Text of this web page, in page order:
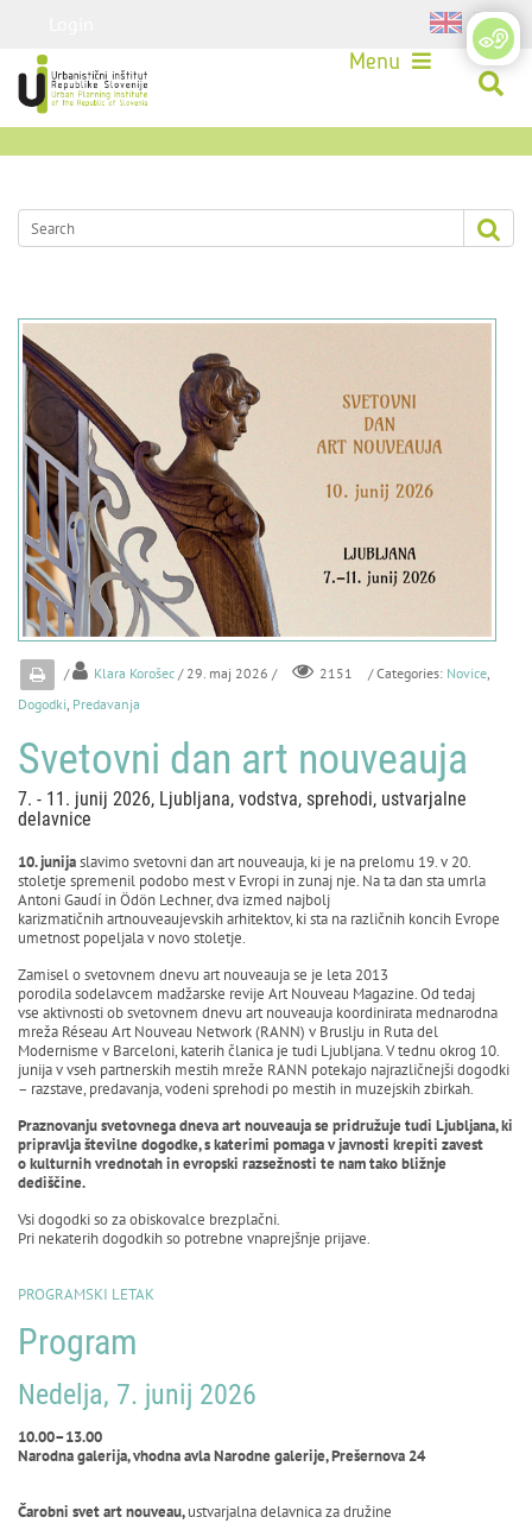
Menu
/ Klara Korošec / 29. maj 2026 / 2151 / Categories: Novice
Dogodki Predavanja
Svetovni dan art nouveauja
7. - 11. junij 2026, Ljubljana, vodstva, sprehodi, ustvarjalne
delavnice
10. junijaslavimo svetovni dan art nouveauja, ki je na prelomu 19. v 20.
stoletje spremenil podobo mest v Evropi in zunaj nje. Na ta dan sta umrla
Antoni Gaudí in Ödön Lechner, dva izmed najbolj
karizmatičnih artnouveaujevskih arhitektov, ki sta na različnih koncih Evrope
umetnost popeljala v novo stoletje.
Zamisel o svetovnem dnevu art nouveauja se je leta 2013
porodila sodelavcem madžarske revije Art Nouveau Magazine. Od tedaj
vse aktivnosti ob svetovnem dnevu art nouveauja koordinirata mednarodna
mreža Réseau Art Nouveau Network (RANN) v Bruslju in Ruta del
Modernisme v Barceloni, katerih članica je tudi Ljubljana. V tednu okrog 10.
junija v vseh partnerskih mestih mreže RANN potekajo najrazličnejši dogodki
– razstave, predavanja, vodeni sprehodi po mestih in muzejskih zbirkah.
Praznovanju svetovnega dneva art nouveauja se pridružuje tudi Ljubljana, ki
pripravlja številne dogodke, s katerimi pomaga v javnosti krepiti zavest
o kulturnih vrednotah in evropski razsežnosti te nam tako bližnje
dediščine.
Vsi dogodki so za obiskovalce brezplačni.
Pri nekaterih dogodkih so potrebne vnaprejšnje prijave.
PROGRAMSKI LETAK
Program
Nedelja, 7. junij 2026
10.00–13.00
Narodna galerija, vhodna avla Narodne galerije, Prešernova 24
Čarobni svet art nouveau,ustvarjalna delavnica za družine